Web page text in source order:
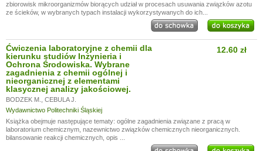
zbiorowisk mikroorganizmów biorących udział w procesach usuwania związków azotu
ze ścieków, w wybranych typach instalacji wykorzystywanych do ich...
Ćwiczenia laboratoryjne z chemii dla
kierunku studiów Inżynieria i
Ochrona Środowiska. Wybrane
zagadnienia z chemii ogólnej i
nieorganicznej z elementami
klasycznej analizy jakościowej.
BODZEK M.
CEBULA J.
Wydawnictwo Politechniki Śląskiej
12.60 zł
Książka obejmuje następujące tematy: ogólne zagadnienia związane z pracą w
laboratorium chemicznym, nazewnictwo związków chemicznych nieorganicznych.
bilansowanie reakcji chemicznych, opis ...